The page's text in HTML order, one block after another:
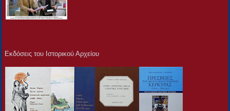
Εκδόσεις του Ιστορικού Αρχείου